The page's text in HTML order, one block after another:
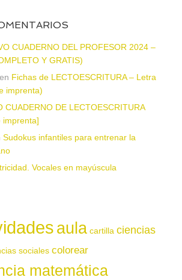
CUADERNO DEL PROFESOR 2024 –
Y GRATIS)
en Fichas de LECTOESCRITURA – Letra
imprenta)
CUADERNO DE LECTOESCRITURA
imprenta]
Sudokus infantiles para entrenar la
Vocales en mayúscula
aula cartilla ciencias
sociales colorear
matemática